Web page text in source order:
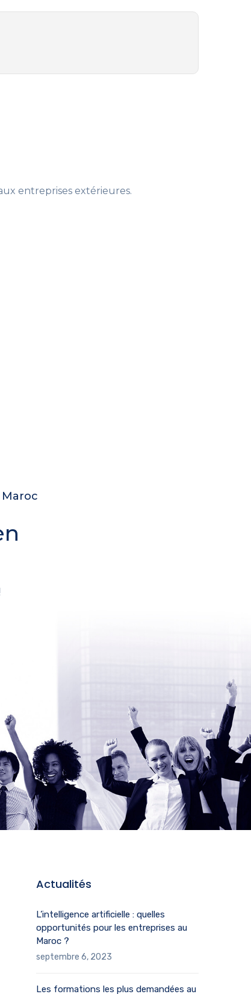
entreprises extérieures.
Actualités
L’intelligence artificielle : quelles
opportunités pour les entreprises au
Maroc ?
septembre 6, 2023
Les formations les plus demandées au